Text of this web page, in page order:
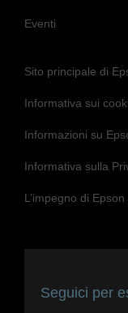
Eventi
Sito principale di
Informativa sui
Informazioni su
Informativa sulla
L’impegno di
Seguici per